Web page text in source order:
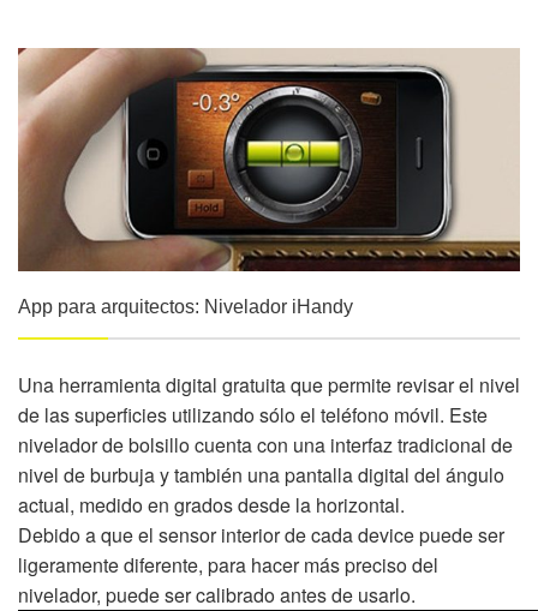
App para arquitectos: Nivelador iHandy
Una herramienta digital gratuita que permite revisar el nivel
de las superficies utilizando sólo el teléfono móvil. Este
nivelador de bolsillo cuenta con una interfaz tradicional de
nivel de burbuja y también una pantalla digital del ángulo
actual, medido en grados desde la horizontal.
Debido a que el sensor interior de cada device puede ser
ligeramente diferente, para hacer más preciso del
nivelador, puede ser calibrado antes de usarlo.